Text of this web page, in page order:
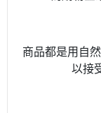
商品都是用自
以接